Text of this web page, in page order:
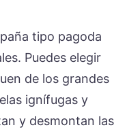
tipo pagoda
Puedes elegir
de los grandes
ignífugas y
y desmontan las